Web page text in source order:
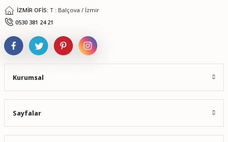
İZMİR OFİS: T : Balçova / İzmir
0530 381 24 21
Kurumsal
Sayfalar